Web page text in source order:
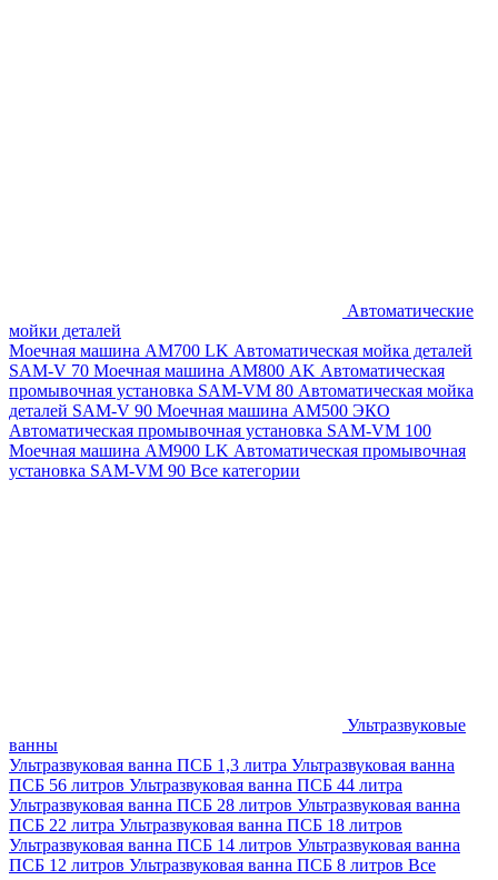
Автоматические
мойки деталей
Моечная машина AM700 LK Автоматическая мойка деталей
SAM-V 70 Моечная машина АМ800 AK Автоматическая
промывочная установка SAM-VM 80 Автоматическая мойка
деталей SAM-V 90 Моечная машина АМ500 ЭКО
Автоматическая промывочная установка SAM-VM 100
Моечная машина AM900 LK Автоматическая промывочная
установка SAM-VM 90 Все категории
Ультразвуковые
ванны
Ультразвуковая ванна ПСБ 1,3 литра Ультразвуковая ванна
ПСБ 56 литров Ультразвуковая ванна ПСБ 44 литра
Ультразвуковая ванна ПСБ 28 литров Ультразвуковая ванна
ПСБ 22 литра Ультразвуковая ванна ПСБ 18 литров
Ультразвуковая ванна ПСБ 14 литров Ультразвуковая ванна
ПСБ 12 литров Ультразвуковая ванна ПСБ 8 литров Все